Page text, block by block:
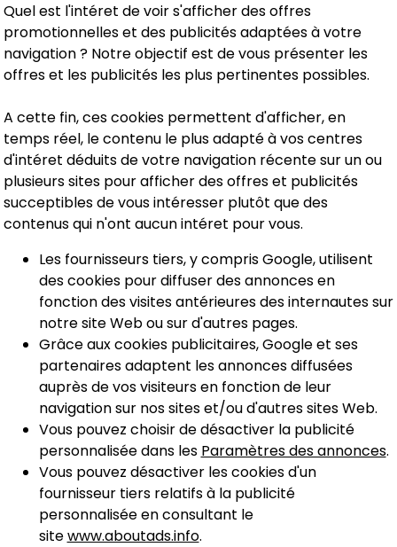
Quel est l'intéret de voir s'afficher des offres
promotionnelles et des publicités adaptées à votre
navigation ? Notre objectif est de vous présenter les
offres et les publicités les plus pertinentes possibles.
A cette fin, ces cookies permettent d'afficher, en
temps réel, le contenu le plus adapté à vos centres
d'intéret déduits de votre navigation récente sur un ou
plusieurs sites pour afficher des offres et publicités
succeptibles de vous intéresser plutôt que des
contenus qui n'ont aucun intéret pour vous.
Les fournisseurs tiers, y compris Google, utilisent
des cookies pour diffuser des annonces en
fonction des visites antérieures des internautes sur
notre site Web ou sur d'autres pages.
Grâce aux cookies publicitaires, Google et ses
partenaires adaptent les annonces diffusées
auprès de vos visiteurs en fonction de leur
navigation sur nos sites et/ou d'autres sites Web.
Vous pouvez choisir de désactiver la publicité
personnalisée dans les Paramètres des annonces.
Vous pouvez désactiver les cookies d'un
fournisseur tiers relatifs à la publicité
personnalisée en consultant le
sitewww.aboutads.info.